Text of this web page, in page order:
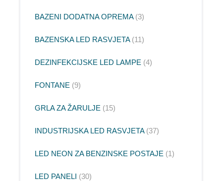
BAZENI DODATNA OPREMA 3
BAZENSKA LED RASVJETA 11
DEZINFEKCIJSKE LED LAMPE 4
FONTANE 9
GRLA ZA ŽARULJE 15
INDUSTRIJSKA LED RASVJETA 37
LED NEON ZA BENZINSKE POSTAJE 1
LED PANELI 30